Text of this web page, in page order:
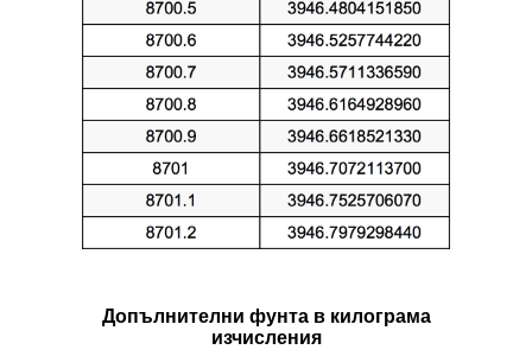
Допълнителни фунтa в килограмa
изчисления